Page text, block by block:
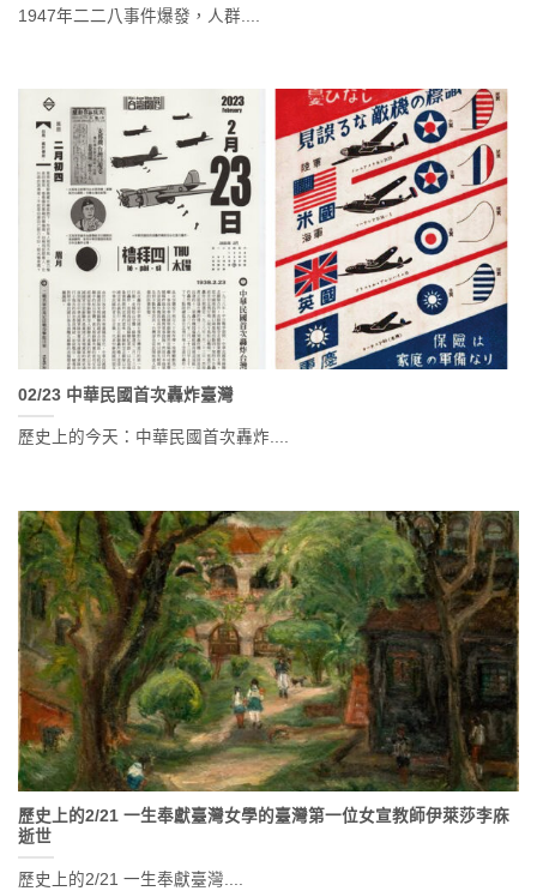
1947年二二八事件爆發，人群....
02/23 中華民國首次轟炸臺灣
歷史上的今天：中華民國首次轟炸....
歷史上的2/21 一生奉獻臺灣女學的臺灣第一位女宣教師伊萊莎李庥
逝世
歷史上的2/21 一生奉獻臺灣....